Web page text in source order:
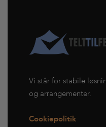
Vi står for stabile
og arrangementer.
Cookiepolitik